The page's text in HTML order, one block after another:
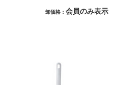
卸価格 会員のみ表示